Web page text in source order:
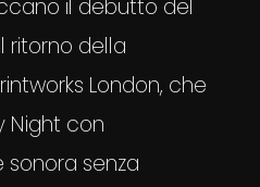
il debutto del
ritorno della
London, che
Night con
sonora senza